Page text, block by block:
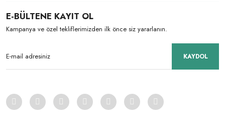
E-BÜLTENE KAYIT OL
Kampanya ve özel tekliflerimizden ilk önce siz yararlanın.
KAYDOL